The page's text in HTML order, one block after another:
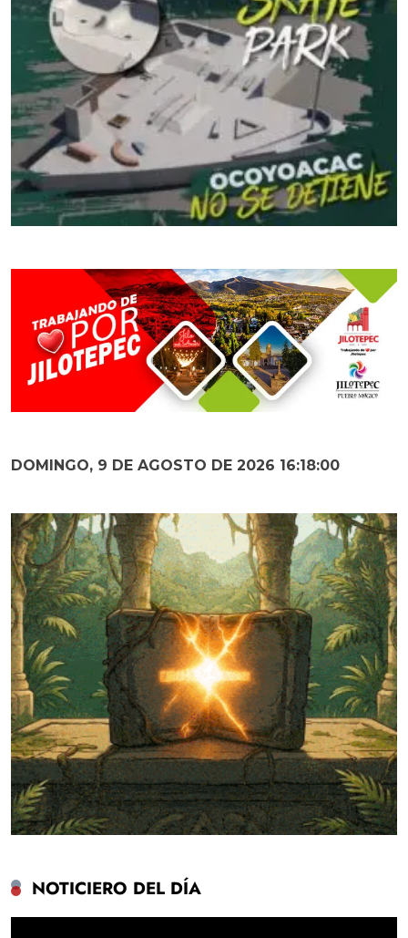
DOMINGO, 9 DE AGOSTO DE 2026 16:18:01
NOTICIERO DEL DÍA